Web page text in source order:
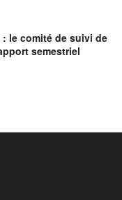
le comité de suivi de
semestriel